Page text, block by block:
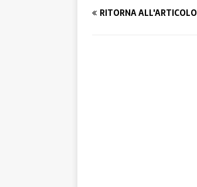
RITORNA ALL'ARTICOLO